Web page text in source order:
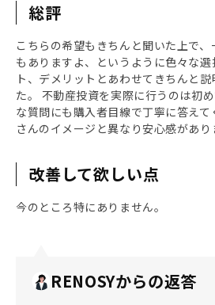
総評
こちらの希望もきちんと聞いた上で
もありますよ、というように色々な
ト、デメリットとあわせてきちんと
た。 不動産投資を実際に行うのは初
な質問にも購入者目線で丁寧に答え
さんのイメージと異なり安心感があり
改善して欲しい点
今のところ特にありません。
RENOSYからの返答